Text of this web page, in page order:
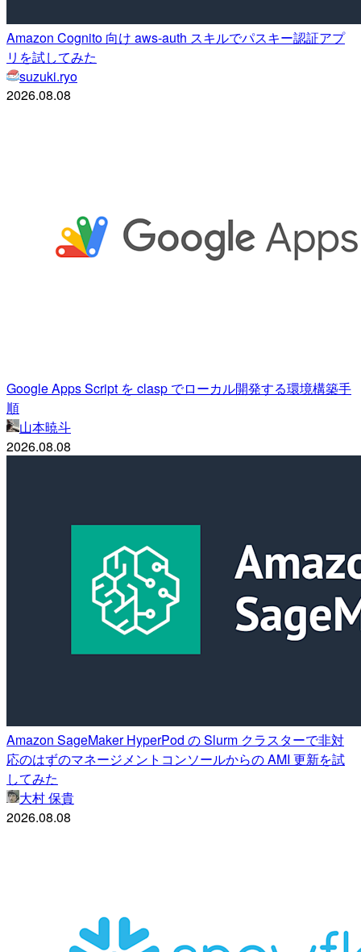
Amazon Cognito 向け aws-auth スキルでパスキー認証アプ
リを試してみた
suzuki.ryo
2026.08.08
Google Apps Script を clasp でローカル開発する環境構築手
順
山本暁斗
2026.08.08
Amazon SageMaker HyperPod の Slurm クラスターで非対
応のはずのマネージメントコンソールからの AMI 更新を試
してみた
大村 保貴
2026.08.08